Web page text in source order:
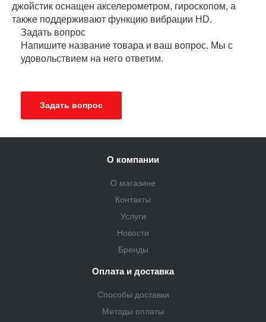
джойстик оснащен акселерометром, гироскопом, а
также поддерживают функцию вибрации HD.
Задать вопрос
Напишите название товара и ваш вопрос. Мы с
удовольствием на него ответим.
Задать вопрос
О компании
О магазине
Контакты
Услуги
Новости
Бренды
Оплата и доставка
Способы доставки
Методы оплаты